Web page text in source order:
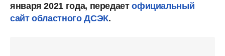
января 2021 года, передаетофициальный
сайт областного ДСЭК.